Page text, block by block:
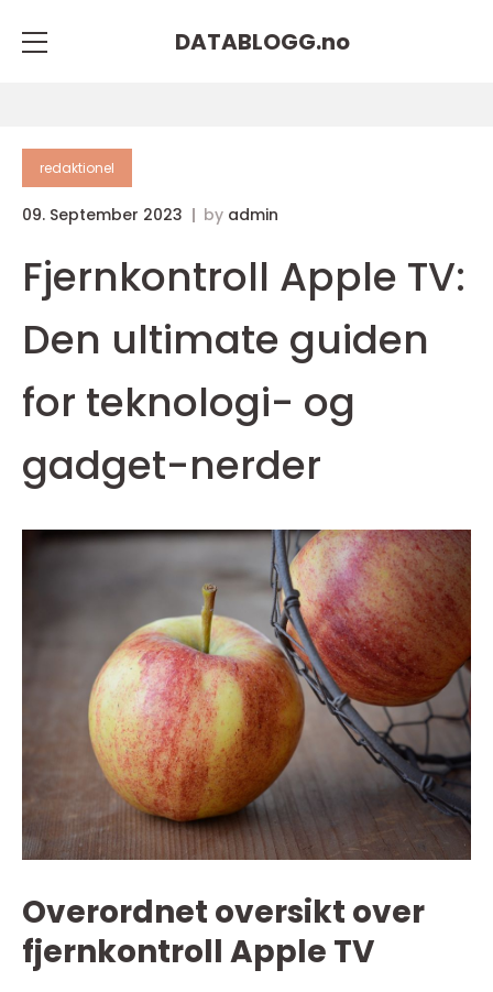
DATABLOGG.no
redaktionel
09. September 2023 by admin
Fjernkontroll Apple TV:
Den ultimate guiden
for teknologi- og
gadget-nerder
Overordnet oversikt over
fjernkontroll Apple TV